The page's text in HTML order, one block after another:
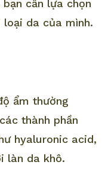
cần lựa chọn
da của mình.
ẩm thường
thành phần
hyaluronic acid,
làn da khô.